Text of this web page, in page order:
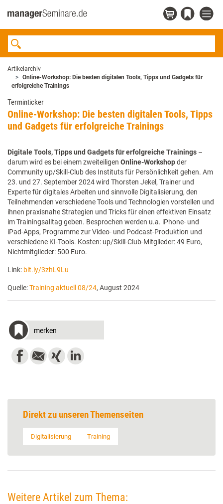
Artikelarchiv
Online-Workshop: Die besten digitalen Tools, Tipps und Gadgets für
erfolgreiche Trainings
Terminticker
Online-Workshop: Die besten digitalen Tools, Tipps
und Gadgets für erfolgreiche Trainings
Digitale Tools, Tipps und Gadgets für erfolgreiche Trainings –
darum wird es bei einem zweiteiligen Online-Workshopder
Community up/Skill-Club des Instituts für Persönlichkeit gehen. Am
23. und 27. September 2024 wird Thorsten Jekel, Trainer und
Experte für digitales Arbeiten und sinnvolle Digitalisierung, den
Teilnehmenden verschiedene Tools und Technologien vorstellen und
ihnen praxisnahe Strategien und Tricks für einen effektiven Einsatz
im Trainingsalltag geben. Besprochen werden u.a. iPhone- und
iPad-Apps, Programme zur Video- und Podcast-Produktion und
verschiedene KI-Tools. Kosten: up/Skill-Club-Mitglieder: 49 Euro,
Nichtmitglieder: 500 Euro.
Link: bit.ly/3zhL9Lu
Quelle:Training aktuell 08/24, August 2024
merken
Direkt zu unseren Themenseiten
Digitalisierung Training
Weitere Artikel zum Thema: